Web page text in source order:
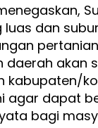
luas dan
daerah akan
kabupaten/
agar dapat
bagi